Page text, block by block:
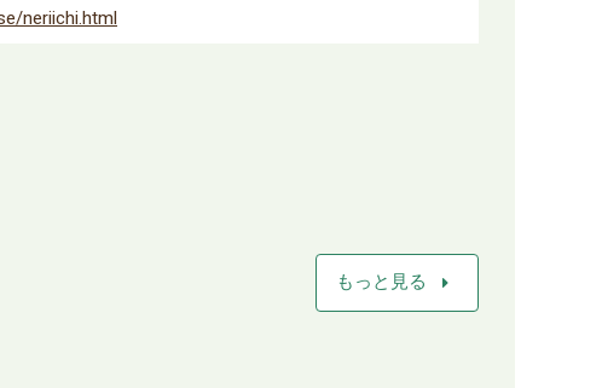
neriichi.html
もっと見る arrow_right